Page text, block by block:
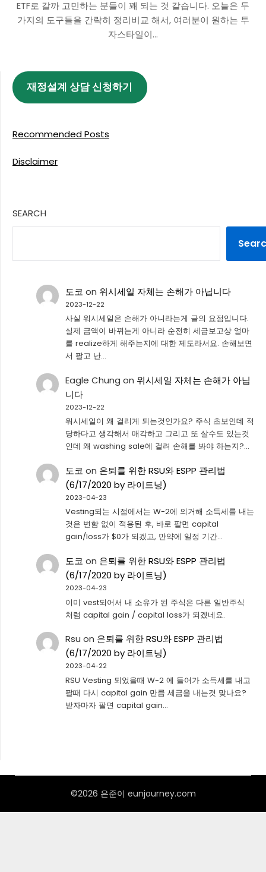
ETF로 갈까 고민하는 분들이 꽤 되는 것 같습니다. 오늘은 두
가지의 도구들을 간략히 정리비교 해서, 여러분이 원하는 투
자스타일이…
재정설계 상담 신청하기
Recommended Posts
Disclaimer
SEARCH
도코 on 위시세일 자체는 손해가 아닙니다
2023-12-22
사실 워시세일은 손해가 아니라는게 글의 요점입니다.
실제 금액이 바뀌는게 아니라 순전히 세금보고상 얼마
를 realize하게 해주는지에 대한 제도라서요. 손해보면
서 팔고 난…
Eagle Chung on 위시세일 자체는 손해가 아닙
니다
2023-12-22
워시세일이 왜 걸리게 되는것인가요? 주식 초보인데 적
당하다고 생각해서 매각하고 그리고 또 살수도 있는것
인데 왜 washing sale에 걸려 손해를 봐야 하는지?…
도코 on 은퇴를 위한 RSU와 ESPP 관리법
(6/17/2020 by 라이트닝)
2023-04-23
Vesting되는 시점에서는 W-2에 의거해 소득세를 내는
것은 변함 없이 적용된 후, 바로 팔면 capital
gain/loss가 $0가 되겠고, 만약에 일정 기간…
도코 on 은퇴를 위한 RSU와 ESPP 관리법
(6/17/2020 by 라이트닝)
2023-04-23
이미 vest되어서 내 소유가 된 주식은 다른 일반주식
처럼 capital gain / capital loss가 되겠네요.
Rsu on 은퇴를 위한 RSU와 ESPP 관리법
(6/17/2020 by 라이트닝)
2023-04-22
RSU Vesting 되었을때 W-2 에 들어가 소득세를 내고
팔때 다시 capital gain 만큼 세금을 내는것 맞나요?
받자마자 팔면 capital gain…
©2026 은준이 eunjourney.com